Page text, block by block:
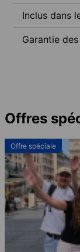
Inclus dans
Garantie
Offres
Offre spéciale